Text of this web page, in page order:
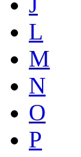
L
M
N
O
P